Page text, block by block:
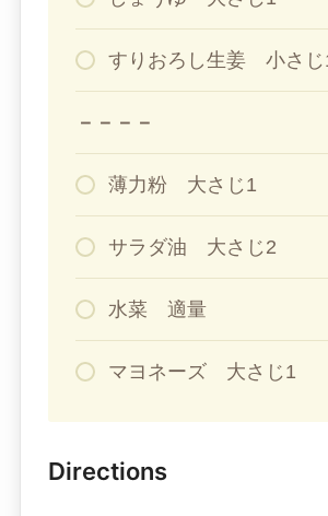
すりおろし生姜 小さじ
－－－－
薄力粉 大さじ1
サラダ油 大さじ2
水菜 適量
マヨネーズ 大さじ1
Directions